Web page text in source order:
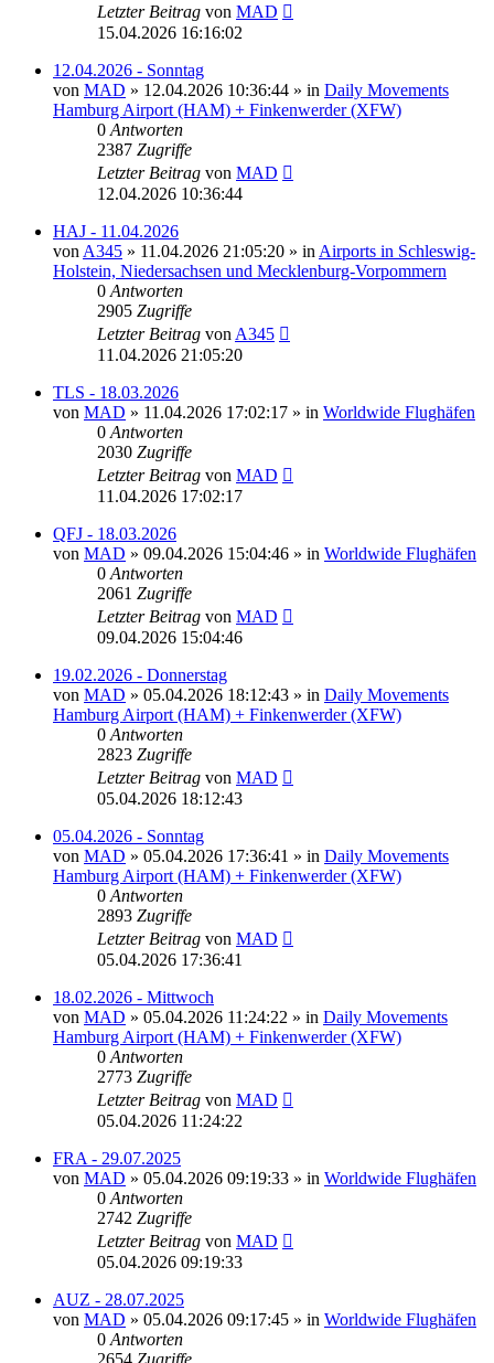
Letzter Beitrag von MAD
15.04.2026 16:16:02
12.04.2026 - Sonntag
von MAD » 12.04.2026 10:36:44 » in Daily Movements
Hamburg Airport (HAM) + Finkenwerder (XFW)
0 Antworten
2387 Zugriffe
Letzter Beitrag von MAD
12.04.2026 10:36:44
HAJ - 11.04.2026
von A345 » 11.04.2026 21:05:20 » in Airports in Schleswig-
Holstein, Niedersachsen und Mecklenburg-Vorpommern
0 Antworten
2905 Zugriffe
Letzter Beitrag von A345
11.04.2026 21:05:20
TLS - 18.03.2026
von MAD » 11.04.2026 17:02:17 » in Worldwide Flughäfen
0 Antworten
2030 Zugriffe
Letzter Beitrag von MAD
11.04.2026 17:02:17
QFJ - 18.03.2026
von MAD » 09.04.2026 15:04:46 » in Worldwide Flughäfen
0 Antworten
2061 Zugriffe
Letzter Beitrag von MAD
09.04.2026 15:04:46
19.02.2026 - Donnerstag
von MAD » 05.04.2026 18:12:43 » in Daily Movements
Hamburg Airport (HAM) + Finkenwerder (XFW)
0 Antworten
2823 Zugriffe
Letzter Beitrag von MAD
05.04.2026 18:12:43
05.04.2026 - Sonntag
von MAD » 05.04.2026 17:36:41 » in Daily Movements
Hamburg Airport (HAM) + Finkenwerder (XFW)
0 Antworten
2893 Zugriffe
Letzter Beitrag von MAD
05.04.2026 17:36:41
18.02.2026 - Mittwoch
von MAD » 05.04.2026 11:24:22 » in Daily Movements
Hamburg Airport (HAM) + Finkenwerder (XFW)
0 Antworten
2773 Zugriffe
Letzter Beitrag von MAD
05.04.2026 11:24:22
FRA - 29.07.2025
von MAD » 05.04.2026 09:19:33 » in Worldwide Flughäfen
0 Antworten
2742 Zugriffe
Letzter Beitrag von MAD
05.04.2026 09:19:33
AUZ - 28.07.2025
von MAD » 05.04.2026 09:17:45 » in Worldwide Flughäfen
0 Antworten
2654 Zugriffe